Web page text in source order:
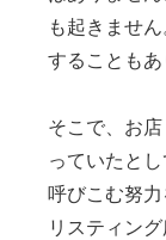
も起きませ
することもあ
そこで、お
っていたと
呼びこむ努
リスティン